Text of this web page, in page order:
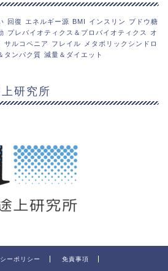
回復 エネルギー源 BMI インスリン
ブドウ糖
プレバイオティクス＆プロバイオティクス
オ
サルコペニア フレイル
メタボリックシンドロ
タンパク質 減量＆ダイエット
研究所
ーポリシー 免責事項